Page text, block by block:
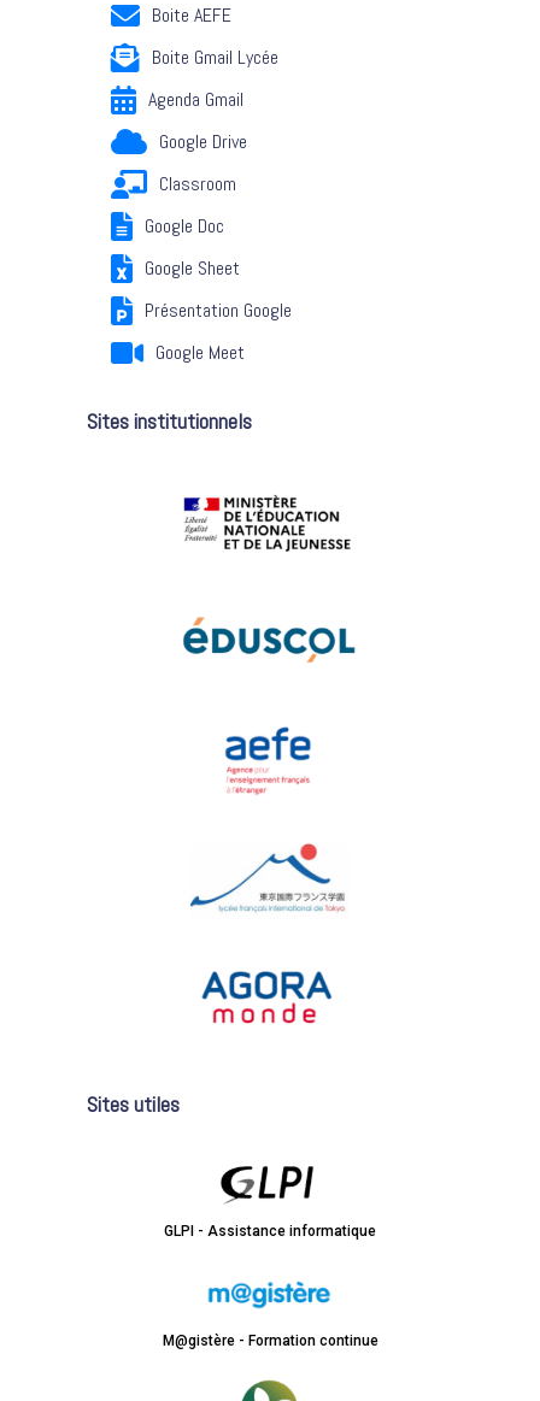
Boite AEFE
Boite Gmail Lycée
Agenda Gmail
Google Drive
Classroom
Google Doc
Google Sheet
Présentation Google
Google Meet
Sites institutionnels
Sites utiles
GLPI - Assistance informatique
M@gistère - Formation continue